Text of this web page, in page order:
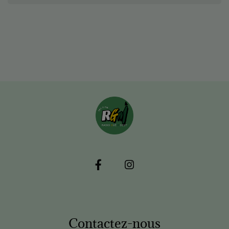
Contactez-nous